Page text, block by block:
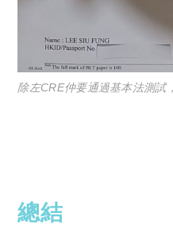
除左CRE仲要通過基本法測試
總結